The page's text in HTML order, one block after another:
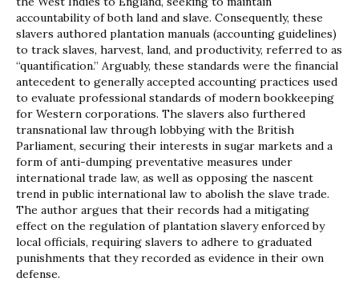
accountability of both land and slave. Consequently, these
slavers authored plantation manuals (accounting guidelines)
to track slaves, harvest, land, and productivity, referred to as
“quantification.” Arguably, these standards were the financial
antecedent to generally accepted accounting practices used
to evaluate professional standards of modern bookkeeping
for Western corporations. The slavers also furthered
transnational law through lobbying with the British
Parliament, securing their interests in sugar markets and a
form of anti-dumping preventative measures under
international trade law, as well as opposing the nascent
trend in public international law to abolish the slave trade.
The author argues that their records had a mitigating
effect on the regulation of plantation slavery enforced by
local officials, requiring slavers to adhere to graduated
punishments that they recorded as evidence in their own
defense.